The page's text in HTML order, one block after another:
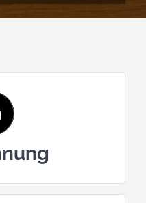
wirksam?